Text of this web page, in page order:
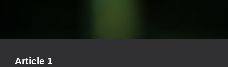
Article 1